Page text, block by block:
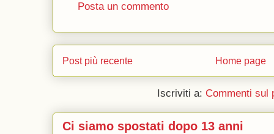
Posta un commento
Post più recente Home page
Iscriviti a: Commenti sul
Ci siamo spostati dopo 13 anni